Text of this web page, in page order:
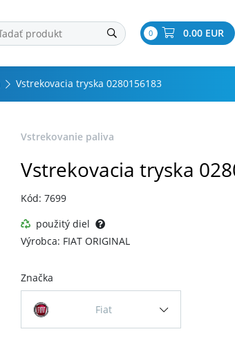
0 0.00 EUR
Vstrekovacia tryska 0280156183
Vstrekovanie paliva
Vstrekovacia tryska
Kód: 7699
použitý diel
Výrobca: FIAT ORIGINAL
Značka
Fiat